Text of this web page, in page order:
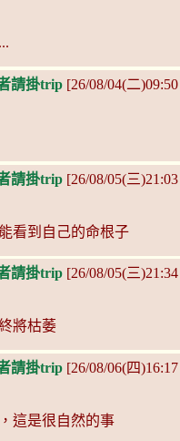
請掛trip [26/08/04(二
請掛trip [26/08/05(三
看到自己的命根子
請掛trip [26/08/05(三
將枯萎
請掛trip [26/08/06(四
這是很自然的事